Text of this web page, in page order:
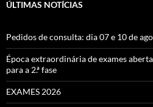
ÚLTIMAS NOTÍCIAS
Pedidos de consulta: dia 07 e 10 de
Época extraordinária de exames
para a 2.ª fase
EXAMES 2026